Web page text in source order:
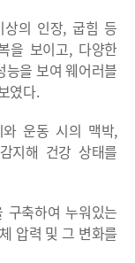
의 인장, 굽힘 등
을 보이고, 다양한
능을 보여 웨어러블
였다.
와 운동 시의 맥박,
지해 건강 상태를
구축하여 누워있는
압력 및 그 변화를